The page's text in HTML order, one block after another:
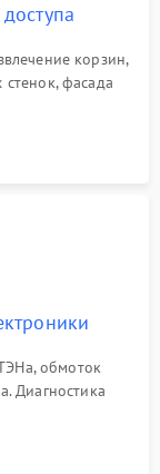
корзин,
фасада
помпе.
обмоток
Диагностика
мутности,
управления.